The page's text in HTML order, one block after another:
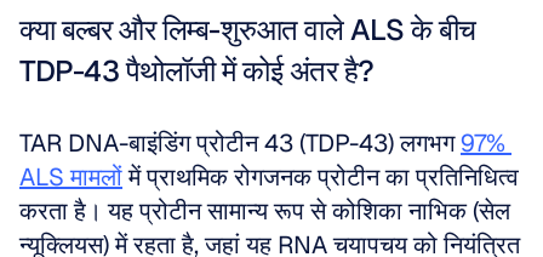
क्या बल्बर और लिम्ब-शुरुआत वाले ALS के बीच
TDP-43 पैथोलॉजी में कोई अंतर है?
TAR DNA-बाइंडिंग प्रोटीन 43 (TDP-43) लगभग 97%
ALS मामलों में प्राथमिक रोगजनक प्रोटीन का प्रतिनिधित्व
करता है। यह प्रोटीन सामान्य रूप से कोशिका नाभिक (सेल
न्यूक्लियस) में रहता है, जहां यह RNA चयापचय को नियंत्रित